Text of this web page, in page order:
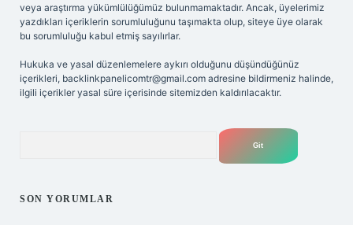
veya araştırma yükümlülüğümüz bulunmamaktadır. Ancak, üyelerimiz
yazdıkları içeriklerin sorumluluğunu taşımakta olup, siteye üye olarak
bu sorumluluğu kabul etmiş sayılırlar.
Hukuka ve yasal düzenlemelere aykırı olduğunu düşündüğünüz
içerikleri, backlinkpanelicomtr@gmail.com adresine bildirmeniz halinde,
ilgili içerikler yasal süre içerisinde sitemizden kaldırılacaktır.
SON YORUMLAR